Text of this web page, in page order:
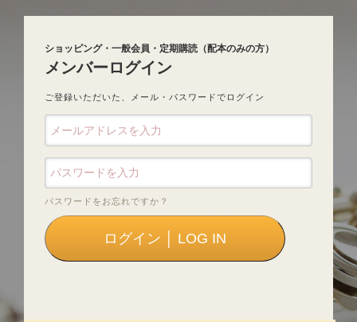
ショッピング・一般会員・定期購読（配本のみの方）
メンバーログイン
ご登録いただいた、メール・パスワードでログイン
パスワードをお忘れですか？